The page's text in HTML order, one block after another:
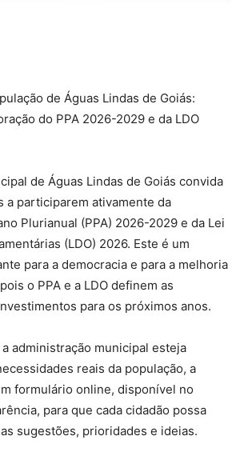
de Águas Lindas de Goiás:
do PPA 2026-2029 e da LDO
de Águas Lindas de Goiás convida
a participarem ativamente da
Plurianual (PPA) 2026-2029 e da Lei
(LDO) 2026. Este é um
para a democracia e para a melhoria
o PPA e a LDO definem as
para os próximos anos.
administração municipal esteja
reais da população, a
formulário online, disponível no
para que cada cidadão possa
sugestões, prioridades e ideias.